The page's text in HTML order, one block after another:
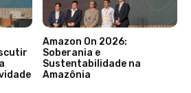
Amazon On 2026:
Soberania e
Sustentabilidade na
Amazônia